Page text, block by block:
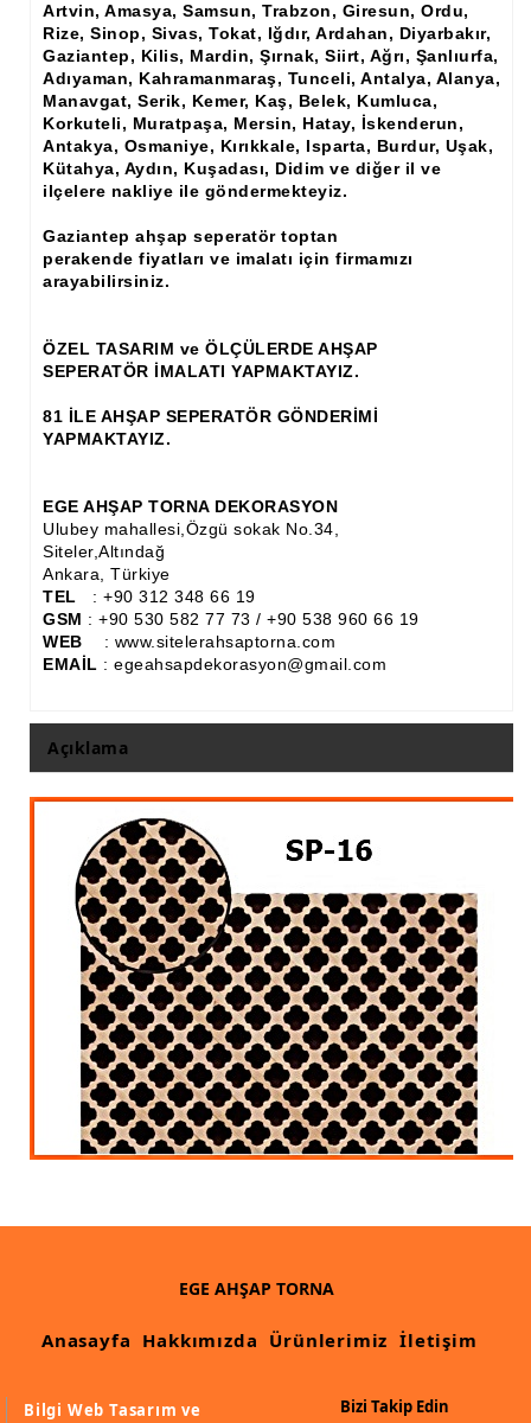
Ham Ahşap Koltuk İmalatı, Modelleri
Ham Ahşap Josefin Koltuk İskelet İmalatı, Modelleri
Ham Ahşap Ayna Çerçeve İmalatı, Modelleri
Ham Ahşap Dekoratif Ürün İmalatı, Modelleri
Ahşap Aksesuarlar
Ahşap Merdiven Dikmeleri
Ahşap Profil Çıta
Ahşap Sütun
Ahşap Tavan Göbeği
Ayons Baskılı Ahşap Çıta Modelleri
Burgulu Çıta İmalatı, Modelleri
Cibinlik
Cnc Ürün Çeşitleri
Diğer Ahşap Ürünler
Dekoratif Çıta İmalatı, Modelleri
İthal Çıta İmalatı, Modelleri
İthal Ahşap Oyma İmalatı
Kapı ve Çerçeve Çıtaları
Kartonpiyer Kapı Vitrin Çıtaları
Kartonpiyer Vitrin Çıtaları
Kontra Mdf Cnc Seperatör
Köşe ve Kartonpiyer Profilleri
Lambri Kapı Kavisleri
Masif Üzeri Cnc Yazı, Desen, Logo İşleme
Artvin, Amasya, Samsun, Trabzon, Giresun, Ordu,
Rize, Sinop, Sivas, Tokat, Iğdır, Ardahan, Diyarbakır,
Gaziantep, Kilis, Mardin, Şırnak, Siirt, Ağrı, Şanlıurfa,
Adıyaman, Kahramanmaraş, Tunceli, Antalya, Alanya,
Manavgat, Serik, Kemer, Kaş, Belek, Kumluca,
Korkuteli, Muratpaşa, Mersin, Hatay, İskenderun,
Antakya, Osmaniye, Kırıkkale, Isparta, Burdur, Uşak,
Kütahya, Aydın, Kuşadası, Didim ve diğer il ve
ilçelere nakliye ile göndermekteyiz.
Gaziantep ahşap seperatör toptan
perakende fiyatları ve imalatı için firmamızı
arayabilirsiniz.
ÖZEL TASARIM ve ÖLÇÜLERDE AHŞAP
SEPERATÖR İMALATI YAPMAKTAYIZ.
81 İLE AHŞAP SEPERATÖR GÖNDERİMİ
YAPMAKTAYIZ.
EGE AHŞAP TORNA DEKORASYON
Ulubey mahallesi,Özgü sokak No.34,
Siteler,Altındağ
Ankara, Türkiye
TEL : +90 312 348 66 19
GSM : +90 530 582 77 73 / +90 538 960 66 19
WEB : www.sitelerahsaptorna.com
EMAİL : egeahsapdekorasyon@gmail.com
Açıklama
EGE AHŞAP TORNA
Anasayfa Hakkımızda Ürünlerimiz İletişim
Bilgi Web Tasarım ve Bizi Takip Edin